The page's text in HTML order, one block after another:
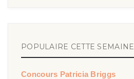
POPULAIRE CETTE SEMAINE
Concours Patricia Briggs